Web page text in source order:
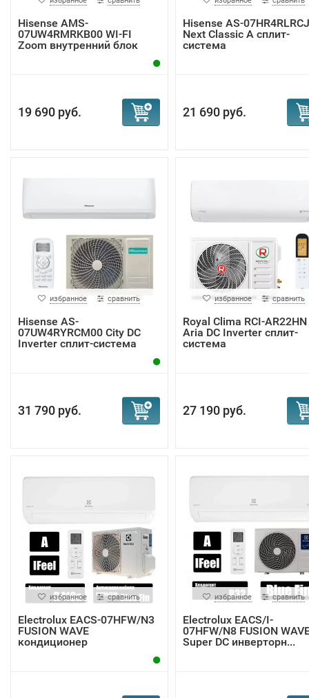
Hisense AMS-
07UW4RMRKB00 WI-FI
Zoom внутренний блок
19 690 руб.
Hisense AS-
Next Classic A сплит-
система
21 690 руб.
избранное сравнить
Hisense AS-
07UW4RYRCM00 City DC
Inverter сплит-система
31 790 руб.
избранное сравнить
Royal Clima RCI-AR22HN
Aria DC Inverter сплит-
система
27 190 руб.
избранное сравнить
Electrolux EACS-07HFW/N3
FUSION WAVE
кондиционер
избранное сравнить
Electrolux EACS/I-
07HFW/N8 FUSION
Super DC инверторн...